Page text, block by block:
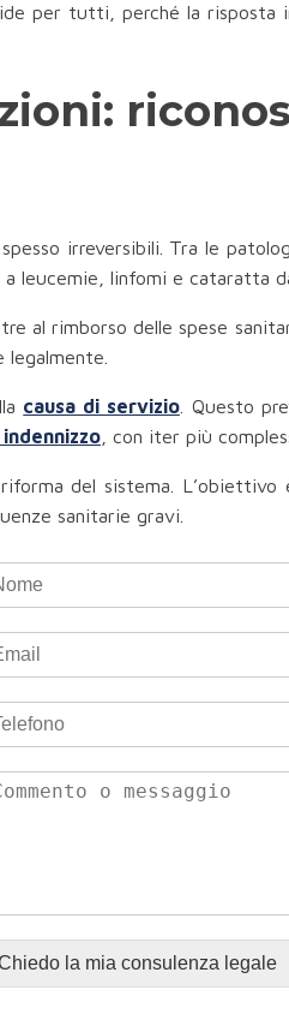
per tutti, perché la risposta
irreversibili. Tra le
leucemie, linfomi e cataratta
al rimborso delle spese
causa di servizio. Questo
, con iter più
del sistema. L’obiettivo
sanitarie gravi.
la mia consulenza legale